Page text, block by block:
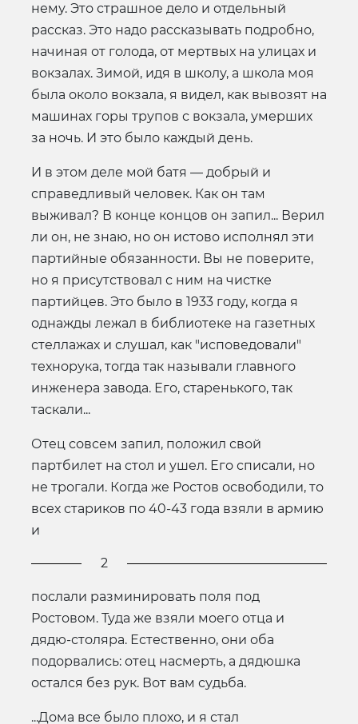
нему. Это страшное дело и отдельный
рассказ. Это надо рассказывать подробно,
начиная от голода, от мертвых на улицах и
вокзалах. Зимой, идя в школу, а школа моя
была около вокзала, я видел, как вывозят на
машинах горы трупов с вокзала, умерших
за ночь. И это было каждый день.
И в этом деле мой батя — добрый и
справедливый человек. Как он там
выживал? В конце концов он запил... Верил
ли он, не знаю, но он истово исполнял эти
партийные обязанности. Вы не поверите,
но я присутствовал с ним на чистке
партийцев. Это было в 1933 году, когда я
однажды лежал в библиотеке на газетных
стеллажах и слушал, как "исповедовали"
технорука, тогда так называли главного
инженера завода. Его, старенького, так
таскали...
Отец совсем запил, положил свой
партбилет на стол и ушел. Его списали, но
не трогали. Когда же Ростов освободили, то
всех стариков по 40-43 года взяли в армию
и
2
послали разминировать поля под
Ростовом. Туда же взяли моего отца и
дядю-столяра. Естественно, они оба
подорвались: отец насмерть, а дядюшка
остался без рук. Вот вам судьба.
...Дома все было плохо, и я стал